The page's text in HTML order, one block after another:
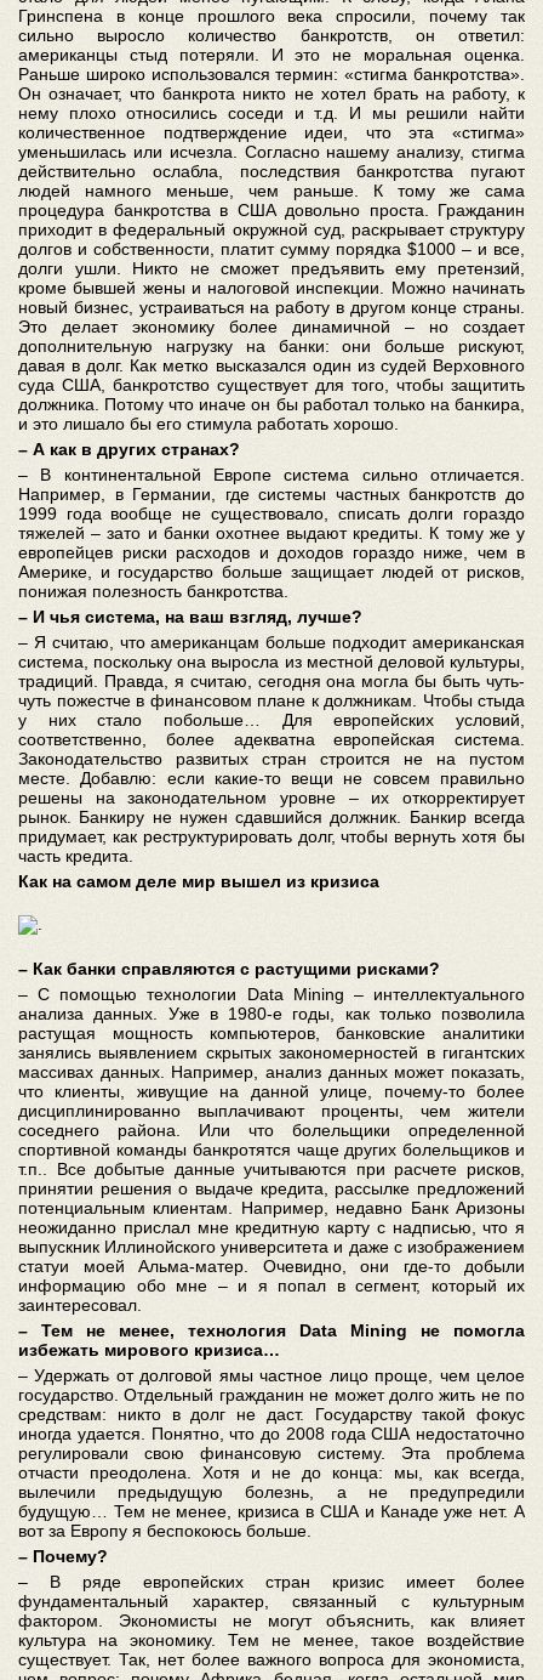
Гринспена в конце прошлого века спросили, почему так
сильно выросло количество банкротств, он ответил:
американцы стыд потеряли. И это не моральная оценка.
Раньше широко использовался термин: «стигма банкротства».
Он означает, что банкрота никто не хотел брать на работу, к
нему плохо относились соседи и т.д. И мы решили найти
количественное подтверждение идеи, что эта «стигма»
уменьшилась или исчезла. Согласно нашему анализу, стигма
действительно ослабла, последствия банкротства пугают
людей намного меньше, чем раньше. К тому же сама
процедура банкротства в США довольно проста. Гражданин
приходит в федеральный окружной суд, раскрывает структуру
долгов и собственности, платит сумму порядка $1000 – и все,
долги ушли. Никто не сможет предъявить ему претензий,
кроме бывшей жены и налоговой инспекции. Можно начинать
новый бизнес, устраиваться на работу в другом конце страны.
Это делает экономику более динамичной – но создает
дополнительную нагрузку на банки: они больше рискуют,
давая в долг. Как метко высказался один из судей Верховного
суда США, банкротство существует для того, чтобы защитить
должника. Потому что иначе он бы работал только на банкира,
и это лишало бы его стимула работать хорошо.
– А как в других странах?
– В континентальной Европе система сильно отличается.
Например, в Германии, где системы частных банкротств до
1999 года вообще не существовало, списать долги гораздо
тяжелей – зато и банки охотнее выдают кредиты. К тому же у
европейцев риски расходов и доходов гораздо ниже, чем в
Америке, и государство больше защищает людей от рисков,
понижая полезность банкротства.
– И чья система, на ваш взгляд, лучше?
– Я считаю, что американцам больше подходит американская
система, поскольку она выросла из местной деловой культуры,
традиций. Правда, я считаю, сегодня она могла бы быть чуть-
чуть пожестче в финансовом плане к должникам. Чтобы стыда
у них стало побольше… Для европейских условий,
соответственно, более адекватна европейская система.
Законодательство развитых стран строится не на пустом
месте. Добавлю: если какие-то вещи не совсем правильно
решены на законодательном уровне – их откорректирует
рынок. Банкиру не нужен сдавшийся должник. Банкир всегда
придумает, как реструктурировать долг, чтобы вернуть хотя бы
часть кредита.
Как на самом деле мир вышел из кризиса
– Как банки справляются с растущими рисками?
– С помощью технологии Data Mining – интеллектуального
анализа данных. Уже в 1980-е годы, как только позволила
растущая мощность компьютеров, банковские аналитики
занялись выявлением скрытых закономерностей в гигантских
массивах данных. Например, анализ данных может показать,
что клиенты, живущие на данной улице, почему-то более
дисциплинированно выплачивают проценты, чем жители
соседнего района. Или что болельщики определенной
спортивной команды банкротятся чаще других болельщиков и
т.п.. Все добытые данные учитываются при расчете рисков,
принятии решения о выдаче кредита, рассылке предложений
потенциальным клиентам. Например, недавно Банк Аризоны
неожиданно прислал мне кредитную карту с надписью, что я
выпускник Иллинойского университета и даже с изображением
статуи моей Альма-матер. Очевидно, они где-то добыли
информацию обо мне – и я попал в сегмент, который их
заинтересовал.
– Тем не менее, технология Data Mining не помогла
избежать мирового кризиса…
– Удержать от долговой ямы частное лицо проще, чем целое
государство. Отдельный гражданин не может долго жить не по
средствам: никто в долг не даст. Государству такой фокус
иногда удается. Понятно, что до 2008 года США недостаточно
регулировали свою финансовую систему. Эта проблема
отчасти преодолена. Хотя и не до конца: мы, как всегда,
вылечили предыдущую болезнь, а не предупредили
будущую… Тем не менее, кризиса в США и Канаде уже нет. А
вот за Европу я беспокоюсь больше.
– Почему?
– В ряде европейских стран кризис имеет более
фундаментальный характер, связанный с культурным
фактором. Экономисты не могут объяснить, как влияет
культура на экономику. Тем не менее, такое воздействие
существует. Так, нет более важного вопроса для экономиста,